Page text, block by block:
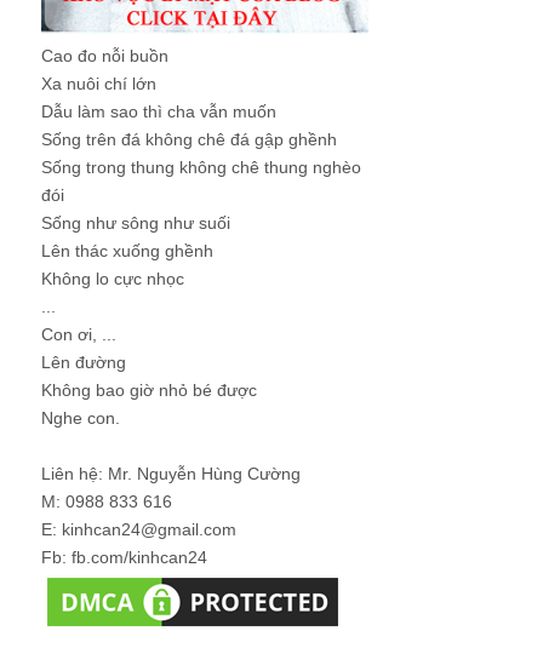
Cao đo nỗi buồn
Xa nuôi chí lớn
Dẫu làm sao thì cha vẫn muốn
Sống trên đá không chê đá gập ghềnh
Sống trong thung không chê thung nghèo
đói
Sống như sông như suối
Lên thác xuống ghềnh
Không lo cực nhọc
Con ơi, ...
Lên đường
Không bao giờ nhỏ bé được
Nghe con.
Liên hệ: Mr. Nguyễn Hùng Cường
M: 0988 833 616
E: kinhcan24@gmail.com
Fb: fb.com/kinhcan24